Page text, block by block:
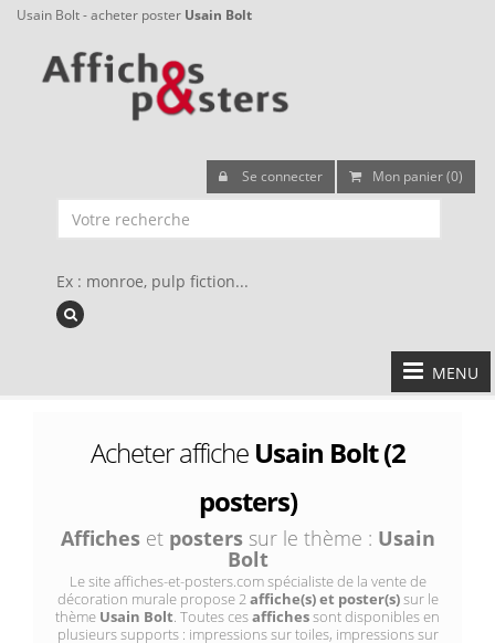
Usain Bolt - acheter poster Usain Bolt
Se connecter Mon panier (0)
Ex : monroe, pulp fiction...
MENU
Acheter affiche Usain Bolt (2
posters)
Afficheset posterssur le thème : Usain
Bolt
Le site affiches-et-posters.com spécialiste de la vente de
décoration murale propose 2affiche(s) et poster(s)sur le
thème Usain Bolt. Toutes cesaffichessont disponibles en
plusieurs supports : impressions sur toiles, impressions sur